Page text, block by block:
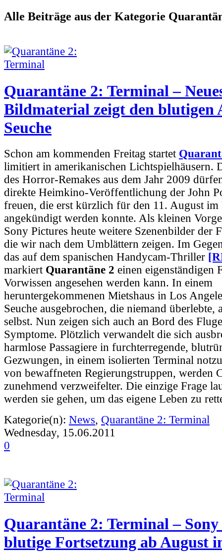
Alle Beiträge aus der Kategorie
Quarantäne 2: Terminal –
Bildmaterial zeigt den blutigen
Seuche
Schon am kommenden Freitag startet
limitiert in amerikanischen Lichtspielhäusern.
des Horror-Remakes aus dem Jahr 2009
direkte Heimkino-Veröffentlichung der John
freuen, die erst kürzlich für den 11. August
angekündigt werden konnte. Als kleinen
Sony Pictures heute weitere Szenenbilder der
die wir nach dem Umblättern zeigen. Im
das auf dem spanischen Handycam-Thriller
markiertQuarantäne 2 einen eigenständigen
Vorwissen angesehen werden kann. In einem
heruntergekommenen Mietshaus in Los
Seuche ausgebrochen, die niemand überlebte,
selbst. Nun zeigen sich auch an Bord des
Symptome. Plötzlich verwandelt die sich
harmlose Passagiere in furchterregende,
Gezwungen, in einem isolierten Terminal
von bewaffneten Regierungstruppen, werden
zunehmend verzweifelter. Die einzige Frage
werden sie gehen, um das eigene Leben zu
Kategorie(n): News, Quarantäne 2: Terminal
Wednesday, 15.06.2011
0
Quarantäne 2: Terminal –
blutige Fortsetzung ab August